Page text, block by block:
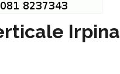
Irpina